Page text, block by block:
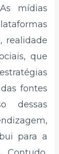
mídias
realidade
que
fontes
dessas
para a